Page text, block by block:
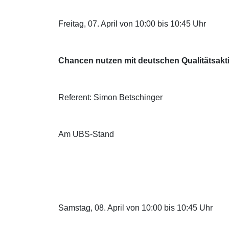
Freitag, 07. April von 10:00 bis 10:45 Uhr
Chancen nutzen mit deutschen
Referent: Simon Betschinger
Am UBS-Stand
Samstag, 08. April von 10:00 bis 10:45 Uhr